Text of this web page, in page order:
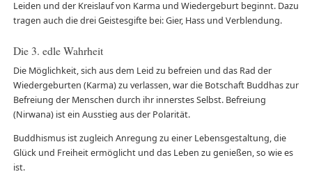
Leiden und der Kreislauf von Karma und Wiedergeburt beginnt. Dazu
tragen auch die drei Geistesgifte bei: Gier, Hass und Verblendung.
Die 3. edle Wahrheit
Die Möglichkeit, sich aus dem Leid zu befreien und das Rad der
Wiedergeburten (Karma) zu verlassen, war die Botschaft Buddhas zur
Befreiung der Menschen durch ihr innerstes Selbst. Befreiung
(Nirwana) ist ein Ausstieg aus der Polarität.
Buddhismus ist zugleich Anregung zu einer Lebensgestaltung, die
Glück und Freiheit ermöglicht und das Leben zu genießen, so wie es
ist.